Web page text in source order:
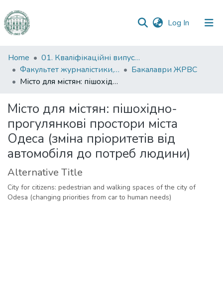
Log In (current)
Communities
&
Collections
Statistics
Home
01. Кваліфікаційні випускні роботи здобувачів вищої освіти
Факультет журналістики, реклами та видавничої справи
Бакалаври ЖРВС
Місто для містян: пішохідно-прогулянкові простори міста Одеса (зміна пріоритетів від автомобіля до потреб людини)
Місто для містян: пішохідно-
прогулянкові простори міста
Одеса (зміна пріоритетів від
автомобіля до потреб людини)
Alternative Title
City for citizens: pedestrian and walking spaces of the city of
Odesa (changing priorities from car to human needs)